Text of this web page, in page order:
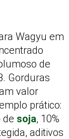
Wagyu em
de
Gorduras
valor
prático:
de soja, 10%
aditivos